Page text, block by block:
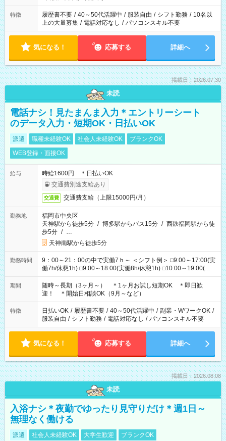
と、もう1つのお仕事の勤務時間。 合計で週40時間を超える場
合は応募できません。
特徴 履歴書不要 / 40～50代活躍中 / 服装自由 / シフト勤務 / 10名以
上の大量募集 / 電話対応なし / パソコンスキル不要
気になる！ 応募する 詳細へ
掲載日：2026.07.30
未読
電話ナシ！見たまんま入力＊エントリーシート
のデータ入力・短期OK・日払いOK
派遣 職種未経験OK 社会人未経験OK
ブランクOK
WEB登録・面接OK
給与
時給1600円 ＊日払いOK
交通費別途支給あり
交通費 交通費支給（上限15000円/月）
勤務地
福岡市中央区
天神駅から徒歩5分 / 博多駅からバス15分 / 西鉄福岡駅から徒
歩5分 / …
天神南駅から徒歩5分
勤務時間
9：00～21：00の中で実働7ｈ～ ＜シフト例＞ □9:00～17:00(実
働7h/休憩1h) □9:00～18:00(実働8h/休憩1h) □10:00～19:00(実
働8h/休憩1h) □11:00～20:00(実働8h/休憩1h) □12:00～20:00(実
働7h/休憩1h) □12:00～21:00(実働7h/休憩1h) ＊固定OK ＊選べ
る時間帯！
期間
随時～長期（3ヶ月～） ＊1ヶ月お試し短期OK ＊即日歓
迎！ ＊開始日相談OK（9月～など）
特徴 日払いOK / 履歴書不要 / 40～50代活躍中 / 副業・WワークOK /
服装自由 / シフト勤務 / 電話対応なし / パソコンスキル不要
気になる！ 応募する 詳細へ
掲載日：2026.08.08
未読
入浴ナシ＊夜勤でゆったり見守りだけ＊週1日～
無理なく働ける
派遣 社会人未経験OK 大学生歓迎
ブランクOK